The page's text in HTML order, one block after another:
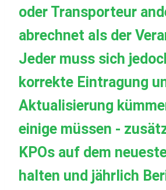
oder Transporteur
abrechnet als der
Jeder muss sich
korrekte Eintragung
Aktualisierung
einige müssen -
KPOs auf dem
halten und jährlich